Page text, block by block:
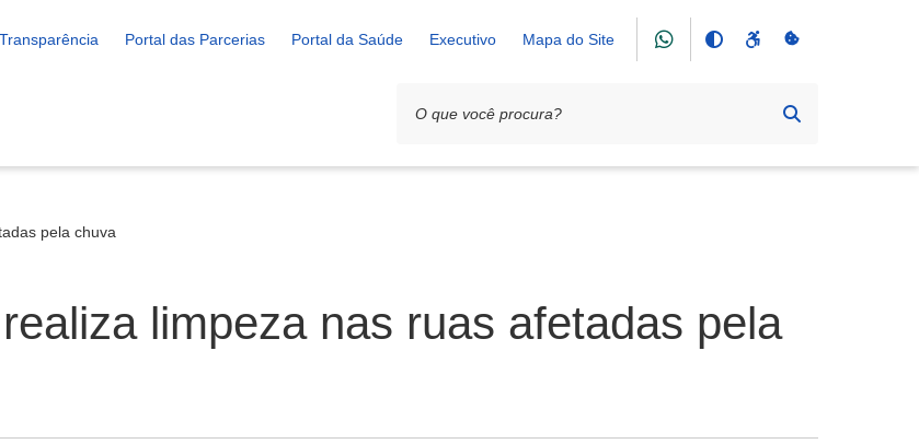
Portal das Parcerias Portal da Saúde Executivo Mapa do Site
pela chuva
limpeza nas ruas afetadas pela